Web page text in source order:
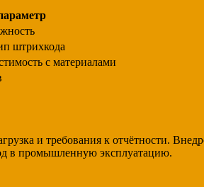
штрихкода
с материалами
и требования к отчётности.
в промышленную эксплуатацию.